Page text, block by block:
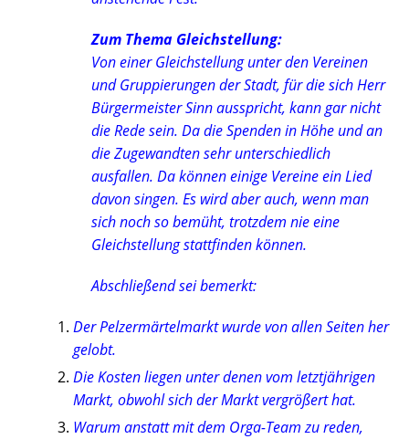
Zum Thema Gleichstellung:
Von einer Gleichstellung unter den Vereinen
und Gruppierungen der Stadt, für die sich Herr
Bürgermeister Sinn ausspricht, kann gar nicht
die Rede sein. Da die Spenden in Höhe und an
die Zugewandten sehr unterschiedlich
ausfallen. Da können einige Vereine ein Lied
davon singen. Es wird aber auch, wenn man
sich noch so bemüht, trotzdem nie eine
Gleichstellung stattfinden können.
Abschließend sei bemerkt:
Der Pelzermärtelmarkt wurde von allen Seiten her
gelobt.
Die Kosten liegen unter denen vom letztjährigen
Markt, obwohl sich der Markt vergrößert hat.
Warum anstatt mit dem Orga-Team zu reden,